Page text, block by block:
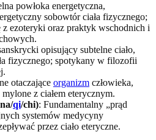
powłoka energetyczna,
sobowtór ciała fizycznego;
ezoteryki oraz praktyk wschodnich i
opisujący subtelne ciało,
fizycznego; spotykany w filozofii
otaczające organizm człowieka,
z ciałem eterycznym.
qi/chi): Fundamentalny „prąd
systemów medycyny
przez ciało eteryczne.